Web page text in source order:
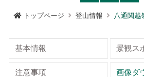
天気予報
東部園区
水里ビジターセンター
塔塔加ビジターセンター
登山の安全
高山での救急
八通関越嶺道ルート
南横三山及び関山ルート
南二段ルート
地形
地質
水文
歷史人文
布農族
八通関古道
映像出版作品
玉山写真
旅行パンフレット
行政サービス
玉山国家公園
玉山国家公園について
よくある質問
語言Language
大す 刷す ェア
トップページ 登山情報 八通関越
基本情報 景観ス
注意事項 画像ダ